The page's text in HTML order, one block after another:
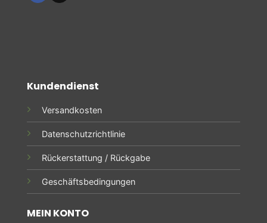
Kundendienst
Versandkosten
Datenschutzrichtlinie
Rückerstattung / Rückgabe
Geschäftsbedingungen
MEIN KONTO